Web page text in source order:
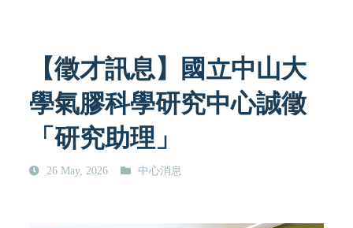
【徵才訊息】國立中山大
學氣膠科學研究中心誠徵
「研究助理」
26 May, 2026 中心消息